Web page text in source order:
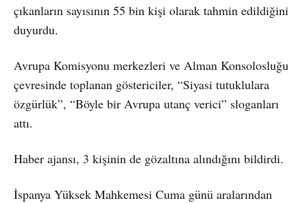
çıkanların sayısının 55 bin kişi olarak tahmin edildiğini
duyurdu.
Avrupa Komisyonu merkezleri ve Alman Konsolosluğu
çevresinde toplanan göstericiler, “Siyasi tutuklulara
özgürlük”, “Böyle bir Avrupa utanç verici” sloganları
attı.
Haber ajansı, 3 kişinin de gözaltına alındığını bildirdi.
İspanya Yüksek Mahkemesi Cuma günü aralarından